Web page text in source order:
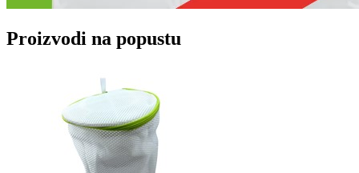
Proizvodi na popustu